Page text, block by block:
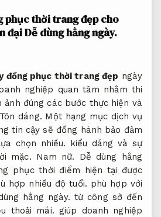
phục thời trang đẹp cho
đạiDễ dùng hằng ngày.
đồng phục thời trang đẹp ngày
nghiệp quan tâm nhằm thi
ảnh đúng các bước thực hiện và
Tôn dáng. Một hạng mục dịch vụ
tin cậy sẽ đồng hành bảo đảm
chọn nhiều. kiểu dáng và sự
mặc. Nam nữ.
Dễ dùng hằng
phục thời điểm hiện tại được
hợp nhiều độ tuổi. phù hợp với
hằng ngày. từ công sở đến
thoải mái. giúp doanh nghiệp